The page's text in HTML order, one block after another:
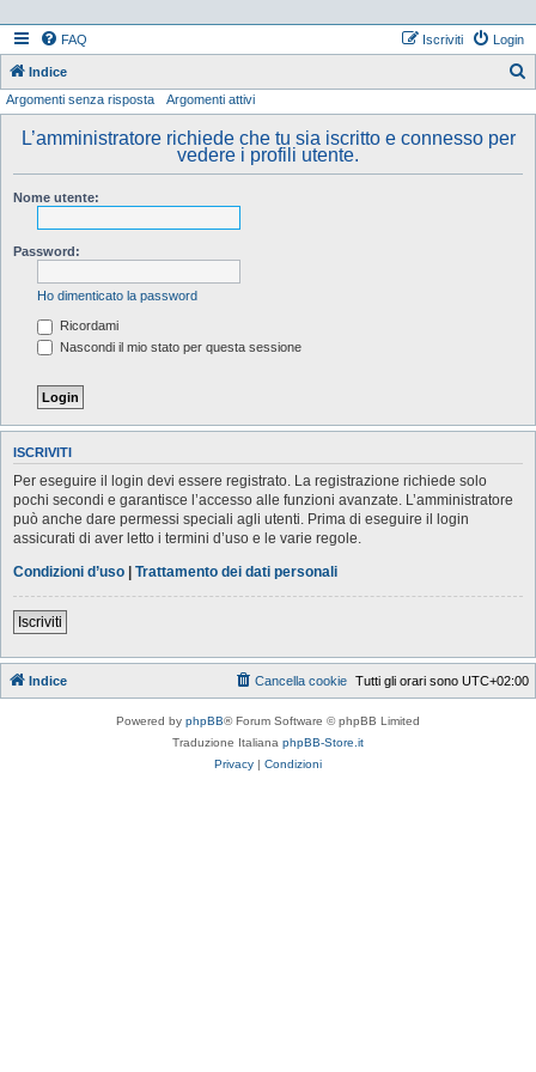
FAQ Login
Iscriviti
Indice
Argomenti senza risposta Argomenti attivi
L’amministratore richiede che tu sia iscritto e connesso per
vedere i profili utente.
Nome utente:
Password:
Ho dimenticato la password
Ricordami
Nascondi il mio stato per questa sessione
ISCRIVITI
Per eseguire il login devi essere registrato. La registrazione richiede solo
pochi secondi e garantisce l’accesso alle funzioni avanzate. L’amministratore
può anche dare permessi speciali agli utenti. Prima di eseguire il login
assicurati di aver letto i termini d’uso e le varie regole.
Condizioni d’uso | Trattamento dei dati personali
Iscriviti
Indice Tutti gli orari sono UTC+02:00
Cancella cookie
Powered by phpBB® Forum Software © phpBB Limited
Traduzione Italiana phpBB-Store.it
Privacy | Condizioni